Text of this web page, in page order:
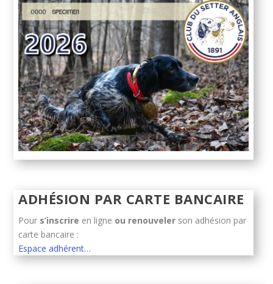
ADHÉSION PAR CARTE BANCAIRE
Pour s’inscrire en ligne ou renouveler son adhésion par
carte bancaire :
Espace adhérent…